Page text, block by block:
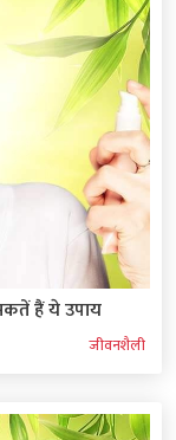
हैं ये उपाय
जीवनशैली